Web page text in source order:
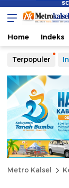
Home Indeks
Terpopuler
Metro Kalsel